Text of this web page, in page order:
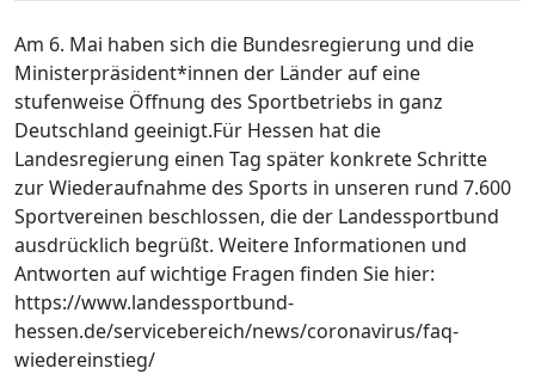
Am 6. Mai haben sich die Bundesregierung und die
Ministerpräsident*innen der Länder auf eine
stufenweise Öffnung des Sportbetriebs in ganz
Deutschland geeinigt.Für Hessen hat die
Landesregierung einen Tag später konkrete Schritte
zur Wiederaufnahme des Sports in unseren rund 7.600
Sportvereinen beschlossen, die der Landessportbund
ausdrücklich begrüßt. Weitere Informationen und
Antworten auf wichtige Fragen finden Sie hier:
https://www.landessportbund-
hessen.de/servicebereich/news/coronavirus/faq-
wiedereinstieg/